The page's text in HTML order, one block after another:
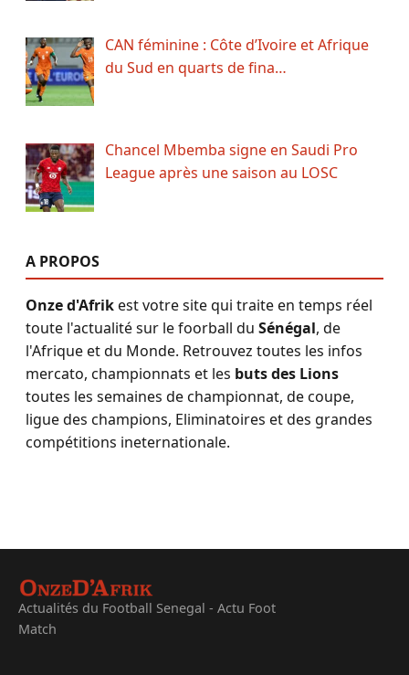
CAN féminine : Côte d’Ivoire et Afrique
du Sud en quarts de fina…
Chancel Mbemba signe en Saudi Pro
League après une saison au LOSC
A PROPOS
Onze d'Afrikest votre site qui traite en temps réel
toute l'actualité sur le foorball du Sénégal, de
l'Afrique et du Monde. Retrouvez toutes les infos
mercato, championnats et les buts des Lions
toutes les semaines de championnat, de coupe,
ligue des champions, Eliminatoires et des grandes
compétitions ineternationale.
Actualités du Football Senegal - Actu Foot
Match